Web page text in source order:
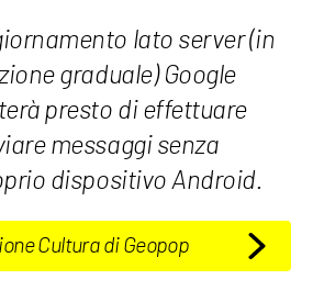
lato server (in
graduale) Google
presto di effettuare
messaggi senza
dispositivo Android.
Cultura di Geopop